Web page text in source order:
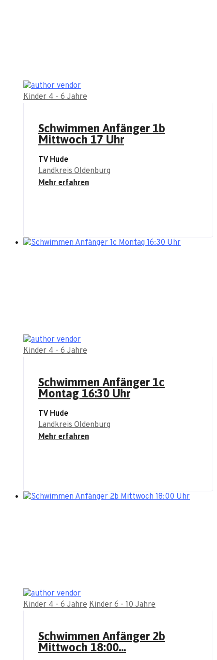
Kinder 4 - 6 Jahre
Schwimmen Anfänger 1b
Mittwoch 17 Uhr
TV Hude
Landkreis Oldenburg
Mehr erfahren
Kinder 4 - 6 Jahre
Schwimmen Anfänger 1c
Montag 16:30 Uhr
TV Hude
Landkreis Oldenburg
Mehr erfahren
Kinder 4 - 6 Jahre Kinder 6 - 10 Jahre
Schwimmen Anfänger 2b
Mittwoch 18:00...